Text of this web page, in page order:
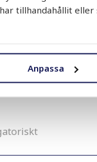
tillhandahållit eller
Anpassa